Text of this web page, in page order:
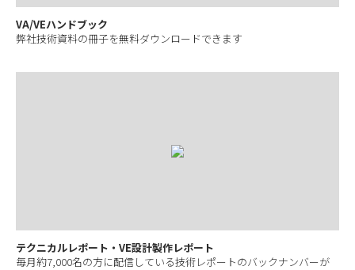
VA/VEハンドブック
弊社技術資料の冊子を無料ダウンロードできます
テクニカルレポート・VE設計製作レポート
毎月約7,000名の方に配信している技術レポートのバックナンバーが